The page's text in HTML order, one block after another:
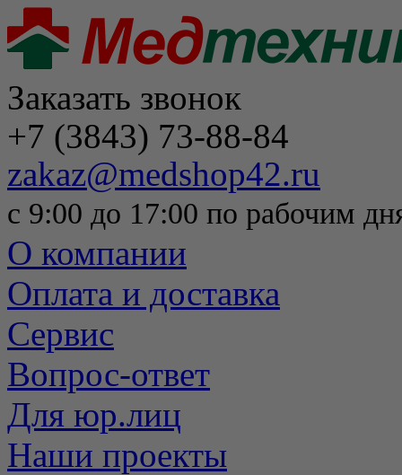
Заказать звонок
+7 (3843) 73-88-84
zakaz@medshop42.ru
с 9:00 до 17:00 по рабочим
О компании
Оплата и доставка
Сервис
Вопрос-ответ
Для юр.лиц
Наши проекты